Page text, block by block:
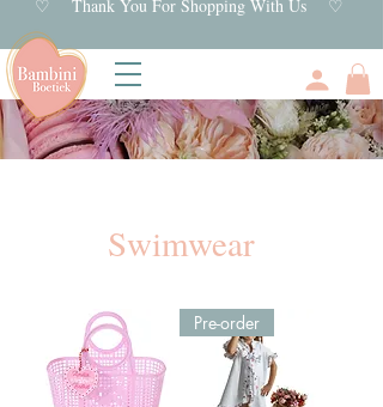
♡ Thank You For Shopping With Us ♡
Swimwear
Pre-order